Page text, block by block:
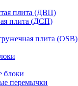
плита (ДВП)
плита (ДСП)
плита (OSB)
блоки
перемычки